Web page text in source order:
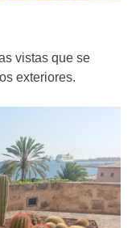
vistas que se
exteriores.